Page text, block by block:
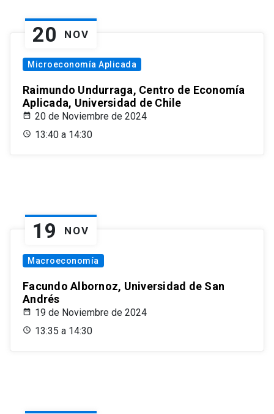
20 NOV
Microeconomía Aplicada
Raimundo Undurraga, Centro de Economía
Aplicada, Universidad de Chile
20 de Noviembre de 2024
13:40 a 14:30
19 NOV
Macroeconomía
Facundo Albornoz, Universidad de San
Andrés
19 de Noviembre de 2024
13:35 a 14:30